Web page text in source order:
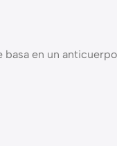
basa en un anticuerpo